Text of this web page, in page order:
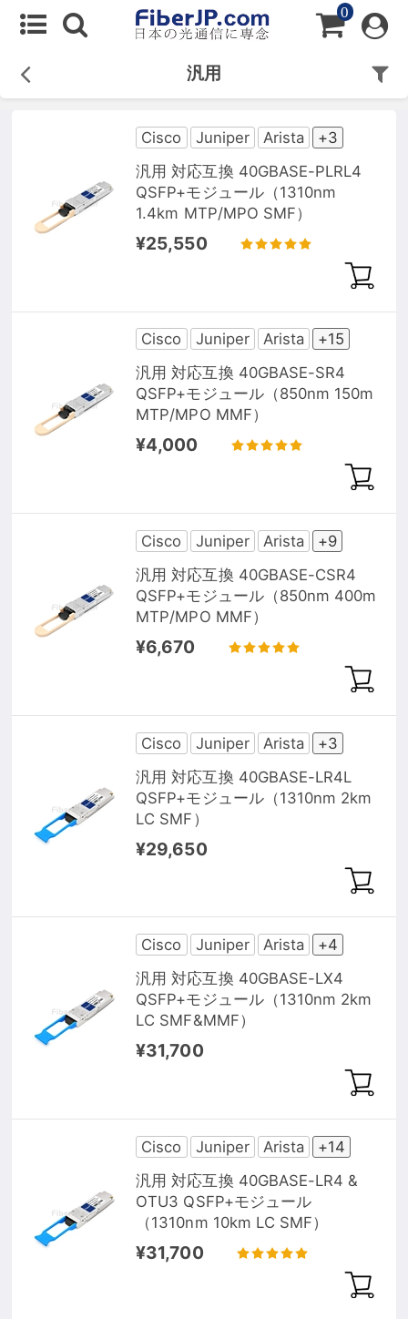
0
汎用
Cisco Juniper Arista
+3
汎用 対応互換 40GBASE-PLRL4
QSFP+モジュール（1310nm
1.4km MTP/MPO SMF）
¥25,550
Cisco Juniper Arista
+15
汎用 対応互換 40GBASE-SR4
QSFP+モジュール（850nm 150m
MTP/MPO MMF）
¥4,000
Cisco Juniper Arista
+9
汎用 対応互換 40GBASE-CSR4
QSFP+モジュール（850nm 400m
MTP/MPO MMF）
¥6,670
Cisco Juniper Arista
+3
汎用 対応互換 40GBASE-LR4L
QSFP+モジュール（1310nm 2km
LC SMF）
¥29,650
Cisco Juniper Arista
+4
汎用 対応互換 40GBASE-LX4
QSFP+モジュール（1310nm 2km
LC SMF&MMF）
¥31,700
Cisco Juniper Arista
+14
汎用 対応互換 40GBASE-LR4 &
OTU3 QSFP+モジュール
（1310nm 10km LC SMF）
¥31,700